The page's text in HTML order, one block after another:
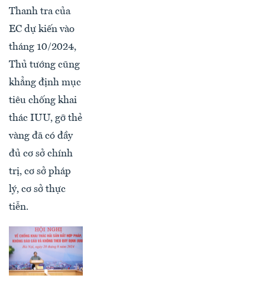
Thanh tra của
EC dự kiến vào
tháng 10/2024,
Thủ tướng cũng
khẳng định mục
tiêu chống khai
thác IUU, gỡ thẻ
vàng đã có đầy
đủ cơ sở chính
trị, cơ sở pháp
lý, cơ sở thực
tiễn.